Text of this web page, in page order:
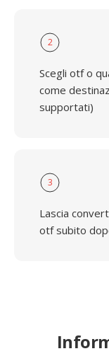
2
Scegli otf o
come
supportati)
3
Lascia
otf subito